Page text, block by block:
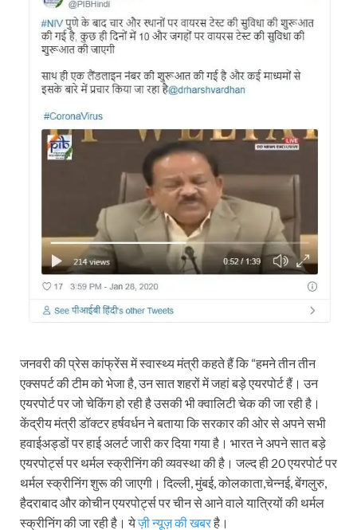
जनवरी की प्रेस कांफ्रेंस में स्वास्थ्य मंत्री कहते हैं कि “हमने तीन तीन
एक्सपर्ट की टीम को भेजा है, उन सात शहरों में जहां बड़े एयरपोर्ट हैं। उन
एयरपोर्ट पर जो चेकिंग हो रही है उसकी भी क्वालिटी चेक की जा रही है।
केंद्रीय मंत्री डॉक्टर हर्षवर्धन ने बताया कि सरकार की ओर से अपने सभी
हवाईअड्डों पर हाई अलर्ट जारी कर दिया गया है। भारत ने अपने सात बड़े
एयरपोर्ट्स पर थर्मल स्क्रीनिंग की व्यवस्था की है। जल्द ही 20 एयरपोर्ट पर
थर्मल स्क्रीनिंग शुरू की जाएगी। दिल्ली, मुंबई, कोलकाता,चेन्नई, बेंगलुरु,
हैदराबाद और कोचीन एयरपोर्ट्स पर चीन से आने वाले यात्रियों की थर्मल
स्क्रीनिंग की जा रही है। येज़ी न्यूज़ की खबरहै।